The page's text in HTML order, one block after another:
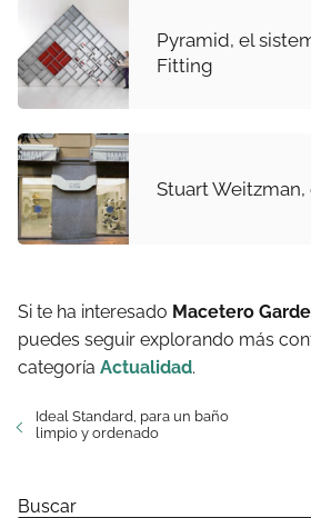
Pyramid, el
Fitting
Stuart Weitzman,
Si te ha interesado Macetero
puedes seguir explorando más
categoría Actualidad.
Ideal Standard, para un baño
limpio y ordenado
Buscar